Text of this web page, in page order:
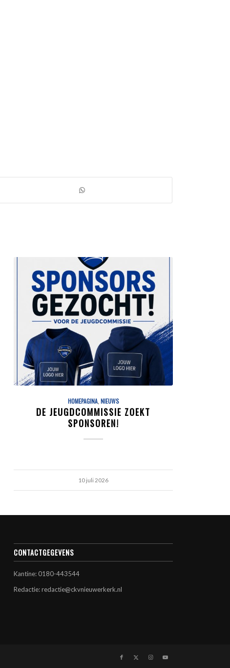
HOMEPAGINA,NIEUWS
DE JEUGDCOMMISSIE ZOEKT
SPONSOREN!
10 juli 2026
CONTACTGEGEVENS
Kantine: 0180-443544
Redactie: redactie@ckvnieuwerkerk.nl